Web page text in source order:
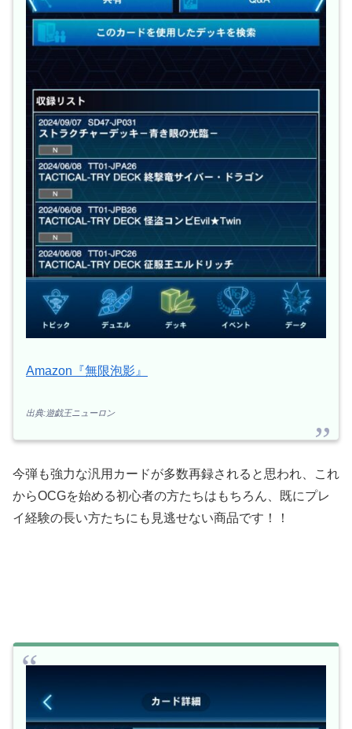
Amazon『無限泡影』
出典:遊戯王ニューロン
今弾も強力な汎用カードが多数再録されると思われ、これ
からOCGを始める初心者の方たちはもちろん、既にプレ
イ経験の長い方たちにも見逃せない商品です！！